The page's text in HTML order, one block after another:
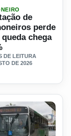
custeia
de
perde
chega
DE LEITURA
DE 2026